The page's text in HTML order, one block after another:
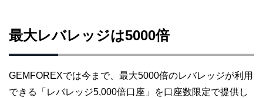
最大レバレッジは5000倍
GEMFOREXでは今まで、最大5000倍のレバレッジが利用
できる「レバレッジ5,000倍口座」を口座数限定で提供し